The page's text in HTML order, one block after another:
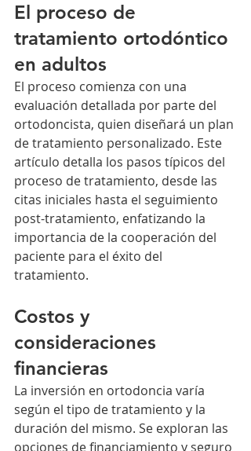
El proceso de
tratamiento ortodóntico
en adultos
El proceso comienza con una
evaluación detallada por parte del
ortodoncista, quien diseñará un plan
de tratamiento personalizado. Este
artículo detalla los pasos típicos del
proceso de tratamiento, desde las
citas iniciales hasta el seguimiento
post-tratamiento, enfatizando la
importancia de la cooperación del
paciente para el éxito del
tratamiento.
Costos y
consideraciones
financieras
La inversión en ortodoncia varía
según el tipo de tratamiento y la
duración del mismo. Se exploran las
opciones de financiamiento y seguro